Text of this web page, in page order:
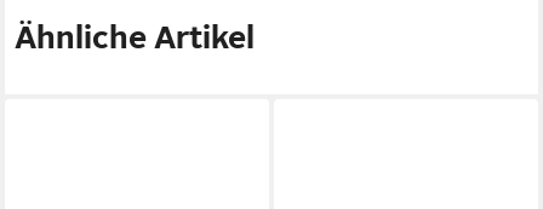
Ähnliche Artikel